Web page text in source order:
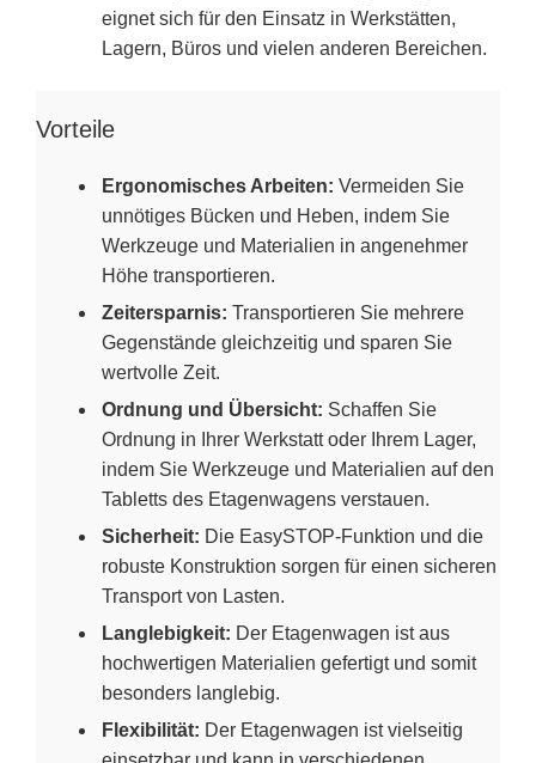
eignet sich für den Einsatz in Werkstätten,
Lagern, Büros und vielen anderen Bereichen.
Vorteile
Ergonomisches Arbeiten: Vermeiden Sie
unnötiges Bücken und Heben, indem Sie
Werkzeuge und Materialien in angenehmer
Höhe transportieren.
Zeitersparnis: Transportieren Sie mehrere
Gegenstände gleichzeitig und sparen Sie
wertvolle Zeit.
Ordnung und Übersicht: Schaffen Sie
Ordnung in Ihrer Werkstatt oder Ihrem Lager,
indem Sie Werkzeuge und Materialien auf den
Tabletts des Etagenwagens verstauen.
Sicherheit: Die EasySTOP-Funktion und die
robuste Konstruktion sorgen für einen sicheren
Transport von Lasten.
Langlebigkeit: Der Etagenwagen ist aus
hochwertigen Materialien gefertigt und somit
besonders langlebig.
Flexibilität: Der Etagenwagen ist vielseitig